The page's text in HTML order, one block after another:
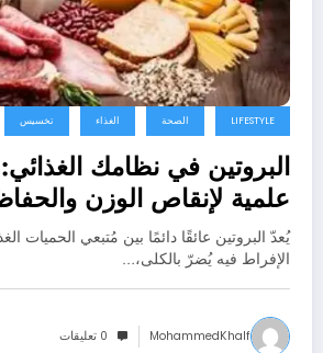
LIFESTYLE الصحة الغذاء تخسيس
علمية لإنقاص الوزن
وطول العمر
يُعدّ البروتين عائقًا دائمًا بين مُتبعي الحميات
الإفراط فيه يُضرّ بالكلى،…
MohammedKhalf 0 تعليقات